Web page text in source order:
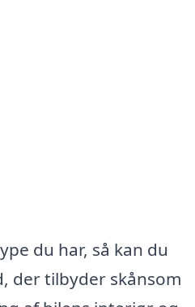
du har, så kan du
der tilbyder skånsom